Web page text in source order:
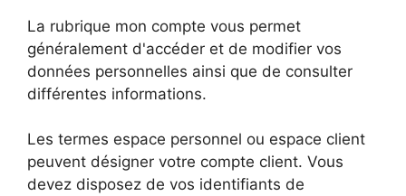
La rubrique mon compte vous permet
généralement d'accéder et de modifier vos
données personnelles ainsi que de consulter
différentes informations.
Les termes espace personnel ou espace client
peuvent désigner votre compte client. Vous
devez disposez de vos identifiants de